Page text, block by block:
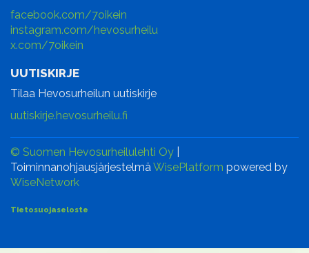
facebook.com/7oikein
instagram.com/hevosurheilu
x.com/7oikein
UUTISKIRJE
Tilaa Hevosurheilun uutiskirje
uutiskirje.hevosurheilu.fi
© Suomen Hevosurheilulehti Oy
ToiminnanohjausjärjestelmäWisePlatform powered by
WiseNetwork
Tietosuojaseloste